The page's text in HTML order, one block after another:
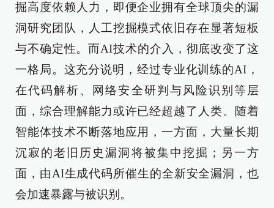
掘高度依赖人力，即便企业拥有全球顶尖的漏
洞研究团队，人工挖掘模式依旧存在显著短板
与不确定性。而AI技术的介入，彻底改变了这
一格局。这充分说明，经过专业化训练的AI，
在代码解析、网络安全研判与风险识别等层
面，综合理解能力或许已经超越了人类。随着
智能体技术不断落地应用，一方面，大量长期
沉寂的老旧历史漏洞将被集中挖掘；另一方
面，由AI生成代码所催生的全新安全漏洞，也
会加速暴露与被识别。